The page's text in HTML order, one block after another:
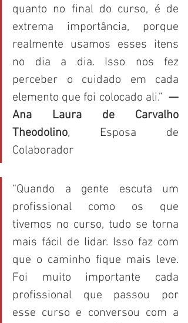
quanto no final do curso, é de
extrema importância, porque
realmente usamos esses itens
no dia a dia. Isso nos fez
perceber o cuidado em cada
elemento que foi colocado ali.” —
Ana Laura de Carvalho
Theodolino, Esposa de
Colaborador
“Quando a gente escuta um
profissional como os que
tivemos no curso, tudo se torna
mais fácil de lidar. Isso faz com
que o caminho fique mais leve.
Foi muito importante cada
profissional que passou por
esse curso e conversou com a